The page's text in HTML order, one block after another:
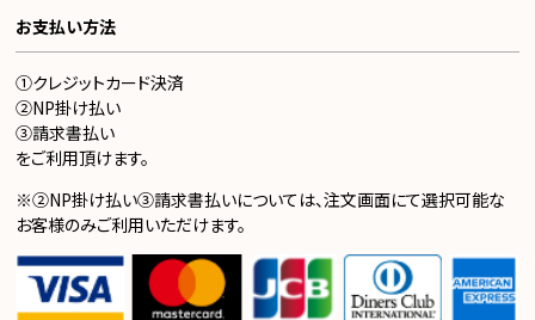
お支払い方法
①クレジットカード決済
②NP掛け払い
③請求書払い
をご利用頂けます。
※②NP掛け払い③請求書払いについては、注文画面にて選択可能な
お客様のみご利用いただけます。